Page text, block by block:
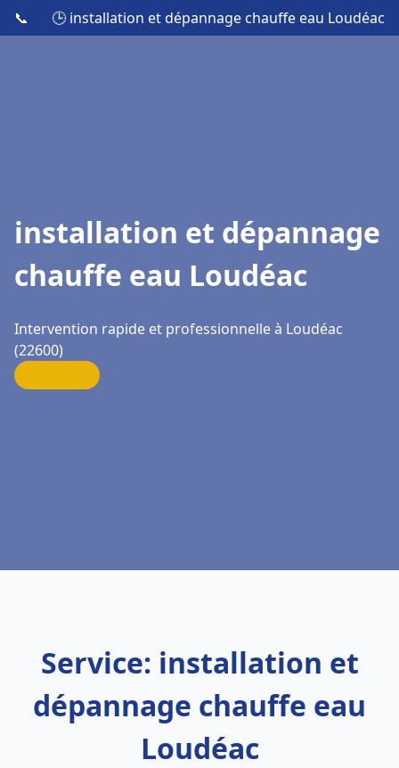
📞 🕒 installation et dépannage chauffe eau Loudéac
installation et dépannage
chauffe eau Loudéac
Intervention rapide et professionnelle à Loudéac
(22600)
Service: installation et
dépannage chauffe eau
Loudéac